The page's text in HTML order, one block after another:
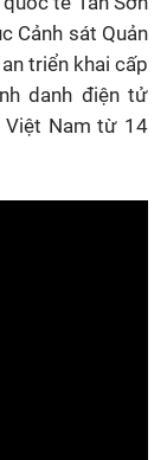
Cảnh sát Quản
triển khai cấp
danh điện tử
Nam từ 14